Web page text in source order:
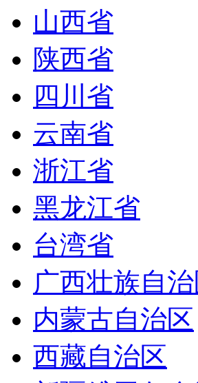
山西省
陕西省
四川省
云南省
浙江省
黑龙江省
台湾省
广西壮族自
内蒙古自治区
西藏自治区